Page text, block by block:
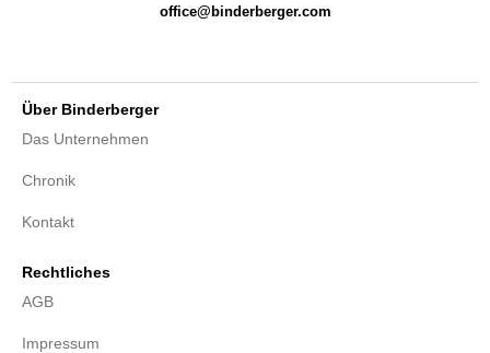
office@binderberger.com
Über Binderberger
Das Unternehmen
Chronik
Kontakt
Rechtliches
AGB
Impressum